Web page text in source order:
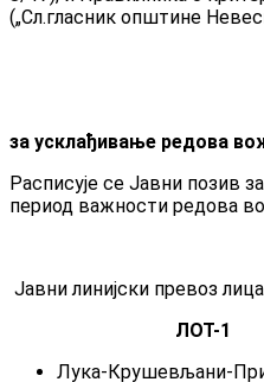
(„Сл.гласник општине
за усклађивање редова
Расписује се Jавни позив
период важности редова
Јавни линијски превоз
ЛОТ-1
Лука-Крушевљани-